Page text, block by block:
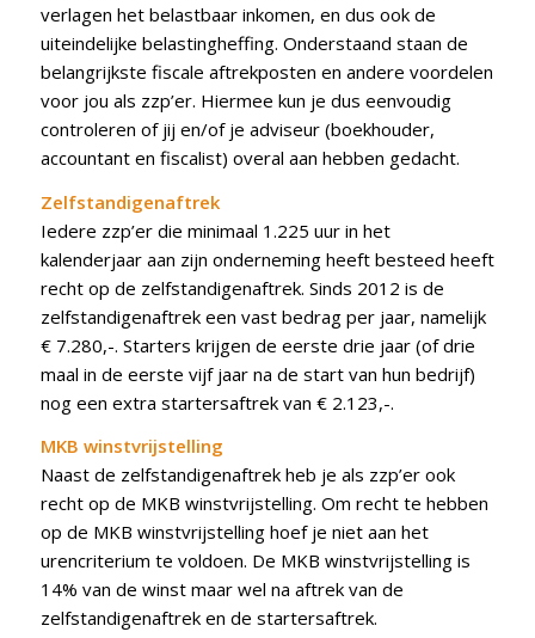
verlagen het belastbaar inkomen, en dus ook de
uiteindelijke belastingheffing. Onderstaand staan de
belangrijkste fiscale aftrekposten en andere voordelen
voor jou als zzp’er. Hiermee kun je dus eenvoudig
controleren of jij en/of je adviseur (boekhouder,
accountant en fiscalist) overal aan hebben gedacht.
Zelfstandigenaftrek
Iedere zzp’er die minimaal 1.225 uur in het
kalenderjaar aan zijn onderneming heeft besteed heeft
recht op de zelfstandigenaftrek. Sinds 2012 is de
zelfstandigenaftrek een vast bedrag per jaar, namelijk
€ 7.280,-. Starters krijgen de eerste drie jaar (of drie
maal in de eerste vijf jaar na de start van hun bedrijf)
nog een extra startersaftrek van € 2.123,-.
MKB winstvrijstelling
Naast de zelfstandigenaftrek heb je als zzp’er ook
recht op de MKB winstvrijstelling. Om recht te hebben
op de MKB winstvrijstelling hoef je niet aan het
urencriterium te voldoen. De MKB winstvrijstelling is
14% van de winst maar wel na aftrek van de
zelfstandigenaftrek en de startersaftrek.